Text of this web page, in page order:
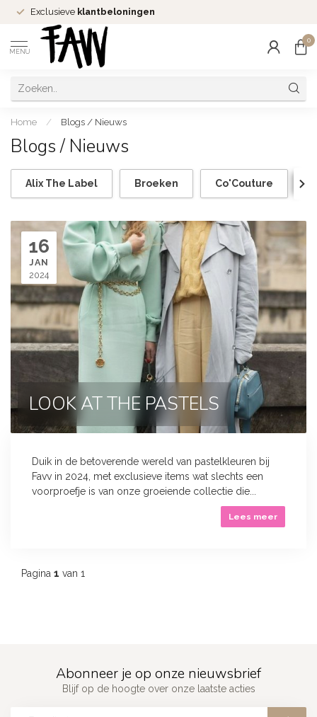
Exclusieve klantbeloningen
MENU
0
Home / Blogs / Nieuws
Blogs / Nieuws
Alix The Label Broeken Co'Couture
16
JAN
2024
LOOK AT THE PASTELS
Duik in de betoverende wereld van pastelkleuren bij
Favv in 2024, met exclusieve items wat slechts een
voorproefje is van onze groeiende collectie die...
Lees meer
Pagina 1 van 1
Abonneer je op onze nieuwsbrief
Blijf op de hoogte over onze laatste acties